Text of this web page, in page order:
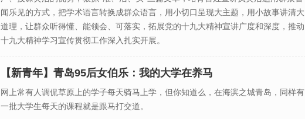
闻乐见的方式，把学术语言转换成群众语言，用小切口呈现大主题，用小故事讲清大
道理，让群众听得懂、能领会、可落实，拓展党的十九大精神宣讲广度和深度，推动
十九大精神学习宣传贯彻工作深入扎实开展。
【新青年】青岛95后女伯乐：我的大学在养马
网上常有人调侃草原上的学子每天骑马上学，但你知道么，在海滨之城青岛，同样有
一批大学生每天的课程就是跟马打交道。